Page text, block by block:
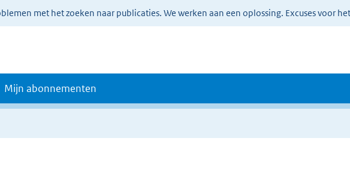
met het zoeken naar publicaties. We werken aan een oplossing. Excuses voor
Mijn abonnementen